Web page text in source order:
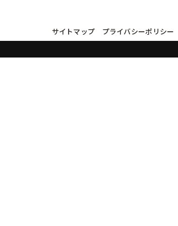
サイトマップ プライバシーポリシー